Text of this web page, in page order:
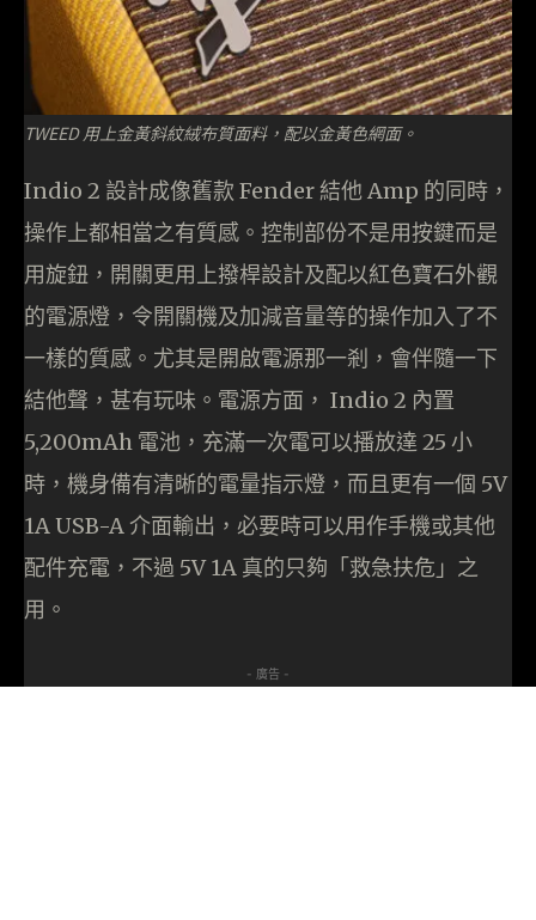
TWEED 用上金黃斜紋絨布質面料，配以金黃色網面。
Indio 2 設計成像舊款 Fender 結他 Amp 的同時，
操作上都相當之有質感。控制部份不是用按鍵而是
用旋鈕，開關更用上撥桿設計及配以紅色寶石外觀
的電源燈，令開關機及加減音量等的操作加入了不
一樣的質感。尤其是開啟電源那一剎，會伴隨一下
結他聲，甚有玩味。電源方面， Indio 2 內置
5,200mAh 電池，充滿一次電可以播放達 25 小
時，機身備有清晰的電量指示燈，而且更有一個 5V
1A USB-A 介面輸出，必要時可以用作手機或其他
配件充電，不過 5V 1A 真的只夠「救急扶危」之
用。
- 廣告 -